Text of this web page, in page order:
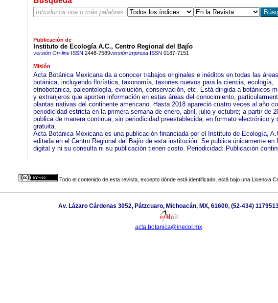
Publicación de
Instituto de Ecología A.C., Centro Regional del Bajío
versión On-lineISSN 2448-7589versión impresaISSN 0187-7151
Misión
Acta Botánica Mexicana da a conocer trabajos originales e inéditos en todas las
botánica, incluyendo florística, taxonomía, taxones nuevos para la ciencia, ecología,
etnobotánica, paleontología, evolución, conservación, etc. Está dirigida a botánicos
y extranjeros que aporten información en estas áreas del conocimiento,
plantas nativas del continente americano. Hasta 2018 apareció cuatro veces al año
periodicidad estricta en la primera semana de enero, abril, julio y octubre; a partir de
publica de manera continua, sin periodicidad preestablecida, en formato electrónico y
gratuita.
Acta Botánica Mexicana es una publicación financiada por el Instituto de Ecología,
editada en el Centro Regional del Bajío de esta institución. Se publica únicamente en
digital y ni su consulta ni su publicación tienen costo. Periodicidad: Publicación
Todo el contenido de esta revista, excepto dónde está identificado, está bajo una Licencia
Av. Lázaro Cárdenas 3052, Pátzcuaro, Michoacán, MX, 61600, (52-434)
acta.botanica@inecol.mx